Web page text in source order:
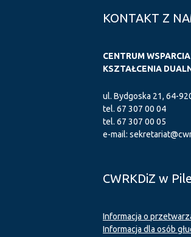
KONTAKT Z
CENTRUM
KSZTAŁCENIA
ul. Bydgoska 21, 64-
tel. 67 307 00 04
tel. 67 307 00 05
e-mail:
CWRKDiZ w Pile
Informacja o
Informacja dla osób